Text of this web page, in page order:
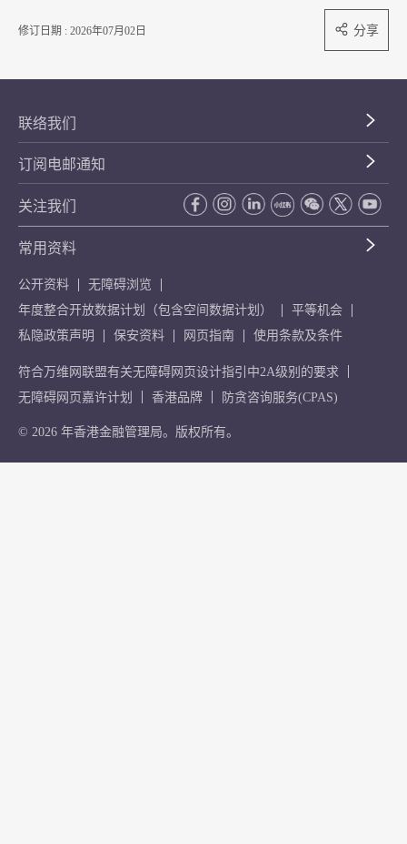
修订日期 : 2026年07月02日 分享
联络我们
订阅电邮通知
关注我们
常用资料
公开资料
无障碍浏览
年度整合开放数据计划（包含空间数据计划）
平等机会
私隐政策声明
保安资料 网页指南 使用条款及条件
符合万维网联盟有关无障碍网页设计指引中2A级别的要求
无障碍网页嘉许计划
香港品牌 防贪咨询服务(CPAS)
© 2026 年香港金融管理局。版权所有。